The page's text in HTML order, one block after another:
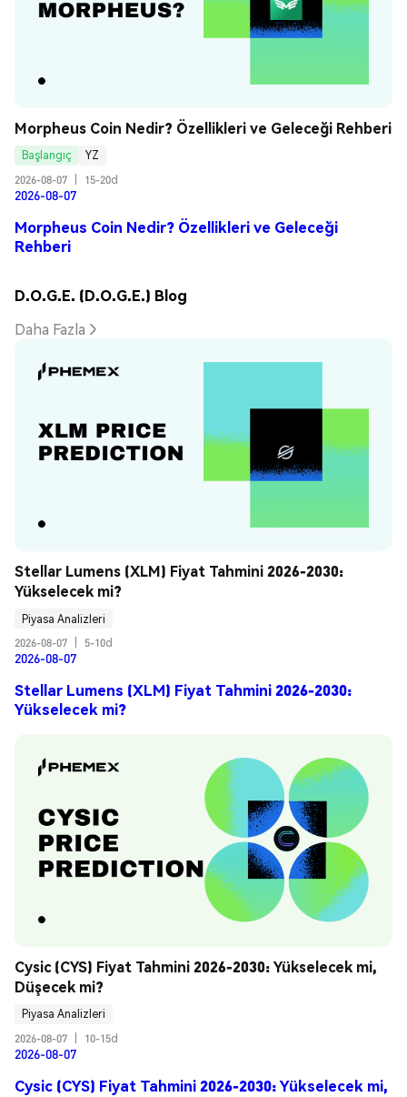
Morpheus Coin Nedir? Özellikleri ve Geleceği Rehberi
Başlangıç
YZ
2026-08-07
15-20d
2026-08-07
Morpheus Coin Nedir? Özellikleri ve Geleceği
Rehberi
D.O.G.E. (D.O.G.E.) Blog
Daha Fazla
Stellar Lumens (XLM) Fiyat Tahmini 2026-2030:
Yükselecek mi?
Piyasa Analizleri
2026-08-07
5-10d
2026-08-07
Stellar Lumens (XLM) Fiyat Tahmini 2026-2030:
Yükselecek mi?
Cysic (CYS) Fiyat Tahmini 2026-2030: Yükselecek mi,
Düşecek mi?
Piyasa Analizleri
2026-08-07
10-15d
2026-08-07
Cysic (CYS) Fiyat Tahmini 2026-2030: Yükselecek mi,